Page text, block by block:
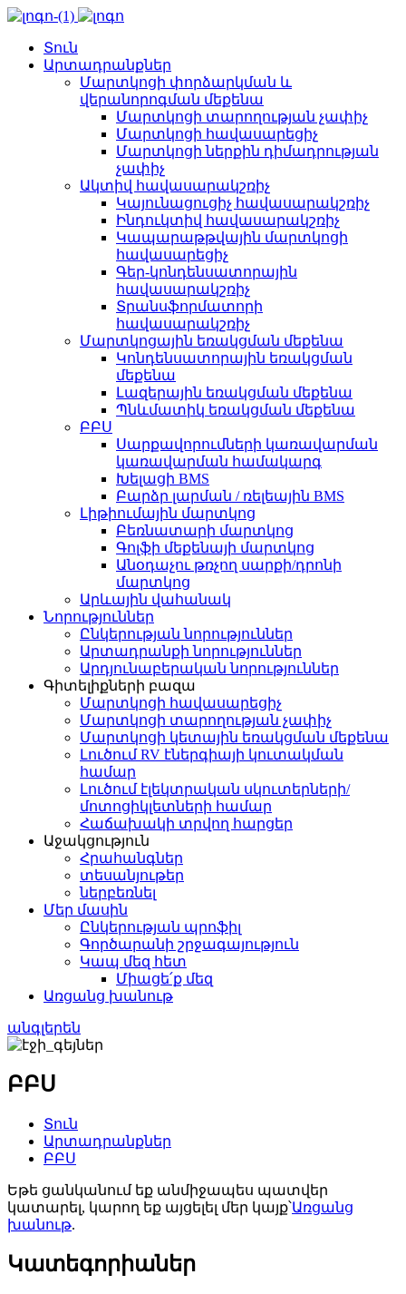
Տուն
Արտադրանքներ
Մարտկոցի փորձարկման և
վերանորոգման մեքենա
Մարտկոցի տարողության չափիչ
Մարտկոցի հավասարեցիչ
Մարտկոցի ներքին դիմադրության
չափիչ
Ակտիվ հավասարակշռիչ
Կայունացուցիչ հավասարակշռիչ
Ինդուկտիվ հավասարակշռիչ
Կապարաթթվային մարտկոցի
հավասարեցիչ
Գեր-կոնդենսատորային
հավասարակշռիչ
Տրանսֆորմատորի
հավասարակշռիչ
Մարտկոցային եռակցման մեքենա
Կոնդենսատորային եռակցման
մեքենա
Լազերային եռակցման մեքենա
Պնևմատիկ եռակցման մեքենա
ԲԲՍ
Սարքավորումների կառավարման
կառավարման համակարգ
Խելացի BMS
Բարձր լարման / ռելեային BMS
Լիթիումային մարտկոց
Բեռնատարի մարտկոց
Գոլֆի մեքենայի մարտկոց
Անօդաչու թռչող սարքի/դրոնի
մարտկոց
Արևային վահանակ
Նորություններ
Ընկերության նորություններ
Արտադրանքի նորություններ
Արդյունաբերական նորություններ
Գիտելիքների բազա
Մարտկոցի հավասարեցիչ
Մարտկոցի տարողության չափիչ
Մարտկոցի կետային եռակցման մեքենա
Լուծում RV էներգիայի կուտակման
համար
Լուծում էլեկտրական սկուտերների/
մոտոցիկլետների համար
Հաճախակի տրվող հարցեր
Աջակցություն
Հրահանգներ
տեսանյութեր
ներբեռնել
Մեր մասին
Ընկերության պրոֆիլ
Գործարանի շրջագայություն
Կապ մեզ հետ
Միացե՛ք մեզ
Առցանց խանութ
անգլերեն
ԲԲՍ
Տուն
Արտադրանքներ
ԲԲՍ
Եթե ​​ցանկանում եք անմիջապես պատվեր
կատարել, կարող եք այցելել մեր կայք՝Առցանց
խանութ.
Կատեգորիաներ